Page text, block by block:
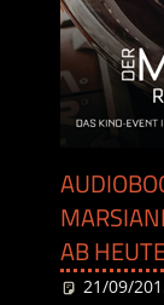
AB
21/09/